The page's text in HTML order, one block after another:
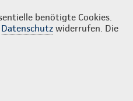
benötigte Cookies.
Datenschutz widerrufen. Die
05144 2737